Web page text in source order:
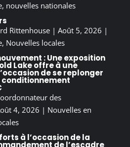
, nouvelles nationales
Rittenhouse| Août 5, 2026 |
, Nouvelles locales
: Une exposition
Lake offre à une
de se replonger
conditionnement
des
4, 2026 | Nouvelles en
à l’occasion de la
de l’escadre